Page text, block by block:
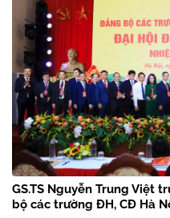
GS.TS Nguyễn Trung Việt
bộ các trường ĐH, CĐ Hà